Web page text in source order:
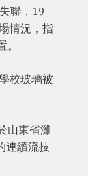
聯，19
情況，指
校玻璃被
山東省濰
連續流技